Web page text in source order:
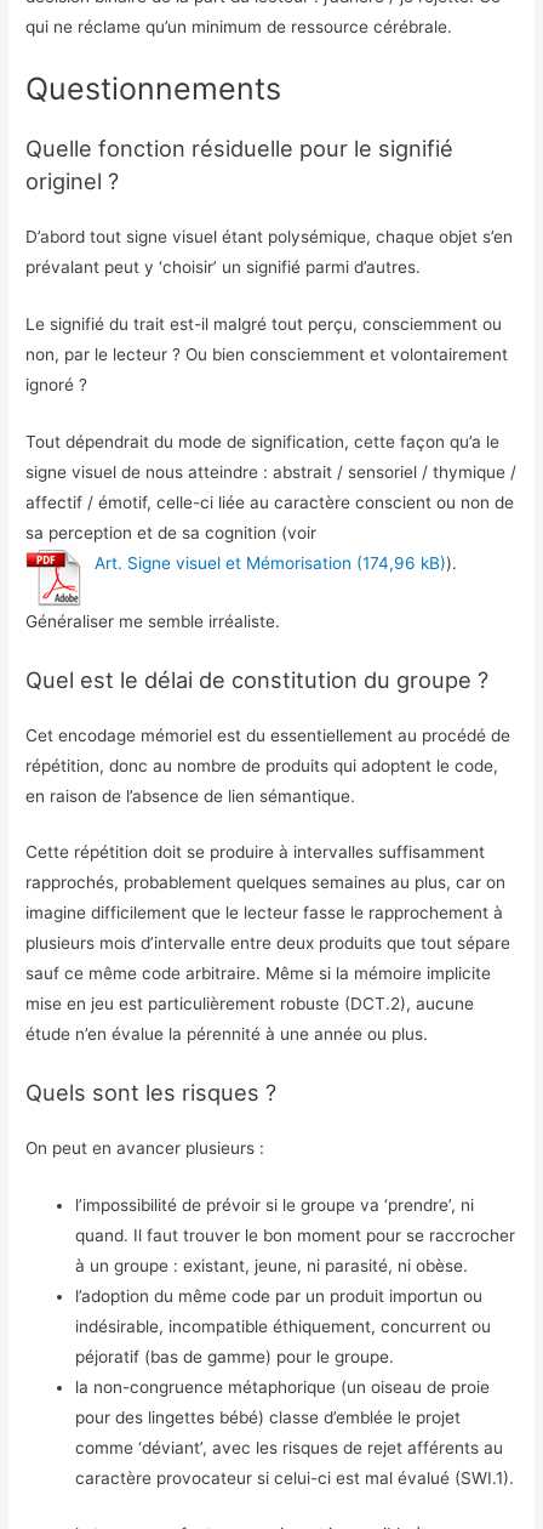
qui ne réclame qu’un minimum de ressource cérébrale.
Questionnements
Quelle fonction résiduelle pour le signifié
originel ?
D’abord tout signe visuel étant polysémique, chaque objet s’en
prévalant peut y ‘choisir’ un signifié parmi d’autres.
Le signifié du trait est-il malgré tout perçu, consciemment ou
non, par le lecteur ? Ou bien consciemment et volontairement
ignoré ?
Tout dépendrait du mode de signification, cette façon qu’a le
signe visuel de nous atteindre : abstrait / sensoriel / thymique /
affectif / émotif, celle-ci liée au caractère conscient ou non de
sa perception et de sa cognition (voir
Art. Signe visuel et Mémorisation
).
Généraliser me semble irréaliste.
Quel est le délai de constitution du groupe ?
Cet encodage mémoriel est du essentiellement au procédé de
répétition, donc au nombre de produits qui adoptent le code,
en raison de l’absence de lien sémantique.
Cette répétition doit se produire à intervalles suffisamment
rapprochés, probablement quelques semaines au plus, car on
imagine difficilement que le lecteur fasse le rapprochement à
plusieurs mois d’intervalle entre deux produits que tout sépare
sauf ce même code arbitraire. Même si la mémoire implicite
mise en jeu est particulièrement robuste (DCT.2), aucune
étude n’en évalue la pérennité à une année ou plus.
Quels sont les risques ?
On peut en avancer plusieurs :
l’impossibilité de prévoir si le groupe va ‘prendre’, ni
quand. Il faut trouver le bon moment pour se raccrocher
à un groupe : existant, jeune, ni parasité, ni obèse.
l’adoption du même code par un produit importun ou
indésirable, incompatible éthiquement, concurrent ou
péjoratif (bas de gamme) pour le groupe.
la non-congruence métaphorique (un oiseau de proie
pour des lingettes bébé) classe d’emblée le projet
comme ‘déviant’, avec les risques de rejet afférents au
caractère provocateur si celui-ci est mal évalué (SWI.1).